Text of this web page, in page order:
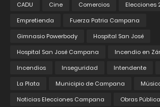
CADU
Cine Comercios
Elecciones
Empretienda
Fuerza Patria Campana
Gimnasio Powerbody
Hospital San José
Hospital San José Campana
Incendio en
Incendios
Inseguridad Intendente
La Plata
Municipio de Campana
Noticias Elecciones Campana
Obras